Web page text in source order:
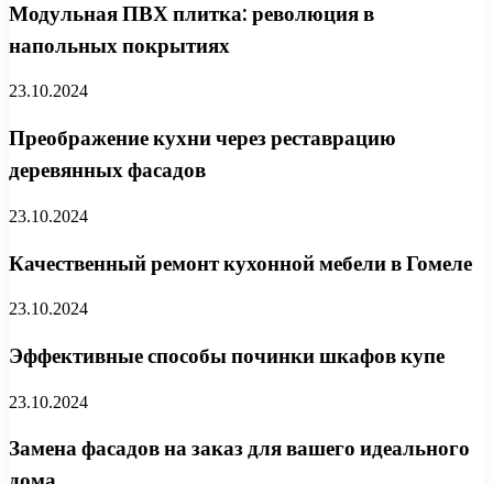
Модульная ПВХ плитка: революция в
напольных покрытиях
23.10.2024
Преображение кухни через реставрацию
деревянных фасадов
23.10.2024
Качественный ремонт кухонной мебели в Гомеле
23.10.2024
Эффективные способы починки шкафов купе
23.10.2024
Замена фасадов на заказ для вашего идеального